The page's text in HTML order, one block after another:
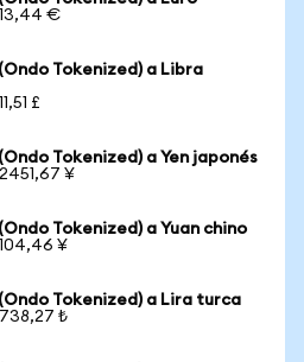
€
Tokenized) a Libra
£
Tokenized) a Yen japonés
¥
Tokenized) a Yuan chino
¥
Tokenized) a Lira turca
₺